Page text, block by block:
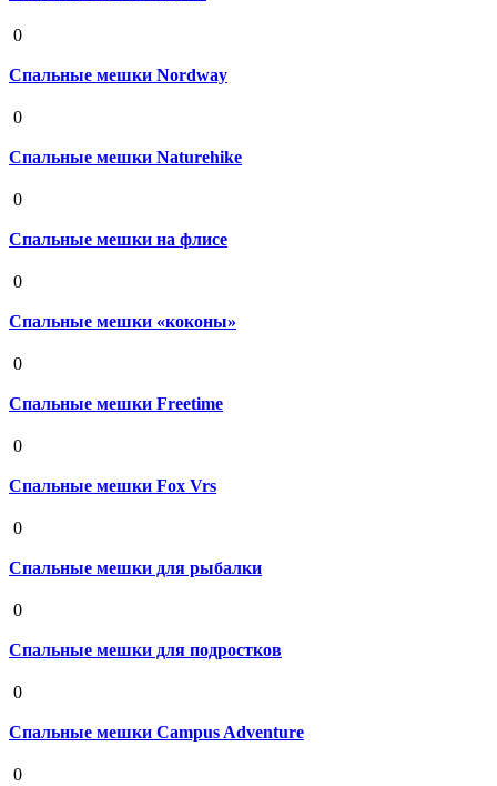
0
Спальные мешки Nordway
0
Спальные мешки Naturehike
0
Спальные мешки на флисе
0
Спальные мешки «коконы»
0
Спальные мешки Freetime
0
Спальные мешки Fox Vrs
0
Спальные мешки для рыбалки
0
Спальные мешки для подростков
0
Спальные мешки Campus Adventure
0